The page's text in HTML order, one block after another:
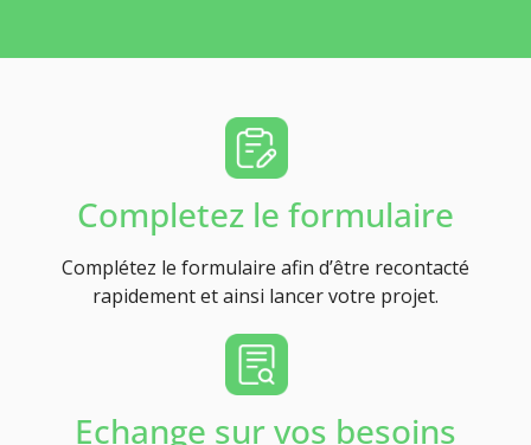
Completez le formulaire
Complétez le formulaire afin d’être recontacté
rapidement et ainsi lancer votre projet.
Echange sur vos besoins